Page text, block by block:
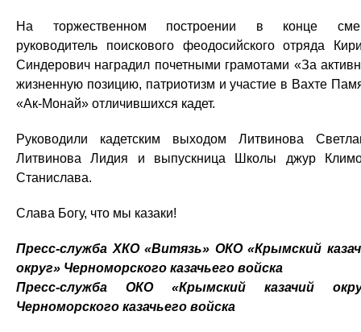
На торжественном построении в конце
руководитель поискового феодосийского отряда
Синдерович наградил почетными грамотами «За
жизненную позицию, патриотизм и участие в Вахте
«Ак-Монай» отличившихся кадет.
Руководили кадетским выходом Литвинова
Литвинова Лидия и выпускница Школы джур
Станислава.
Слава Богу, что мы казаки!
Пресс-служба ХКО «Витязь» ОКО «Крымский
округ» Черноморского казачьего войска
Пресс-служба ОКО «Крымский казачий
Черноморского казачьего войска